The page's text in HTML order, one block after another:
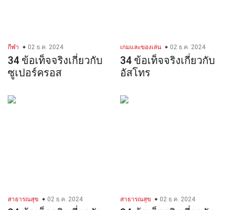
กีฬา 02 ธ.ค. 2024
34 ข้อเท็จจริงเกี่ยวกับ
ซูเปอร์ครอส
เกมและของเล่น 02 ธ.ค. 2024
34 ข้อเท็จจริงเกี่ยวกับ
อัสโทร
สาธารณสุข 02 ธ.ค. 2024 สาธารณสุข 02 ธ.ค. 2024